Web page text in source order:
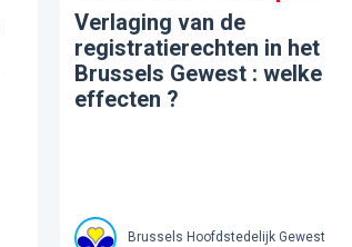
Verlaging van de
registratierechten in het
Brussels Gewest : welke
effecten ?
Brussels Hoofdstedelijk Gewest